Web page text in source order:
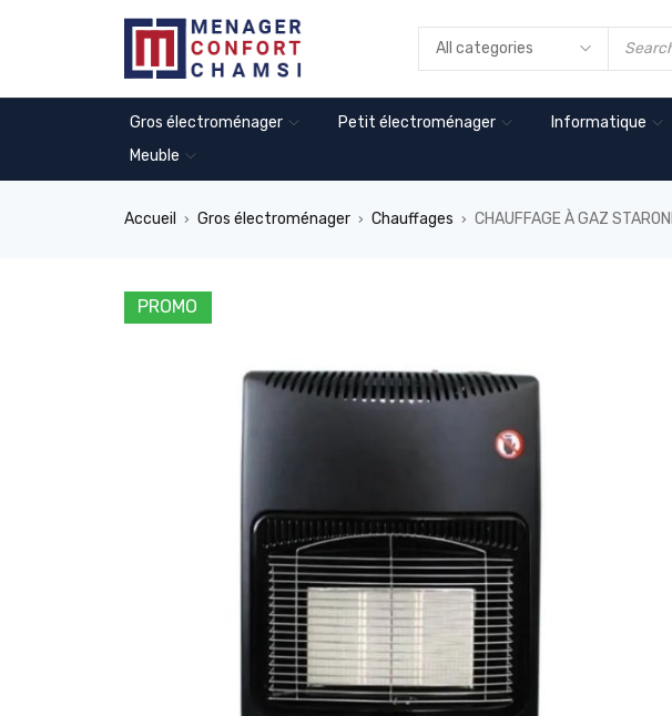
Gros électroménager Petit électroménager Informatique
Meuble
Accueil › Gros électroménager › Chauffages › CHAUFFAGE À GAZ
PROMO